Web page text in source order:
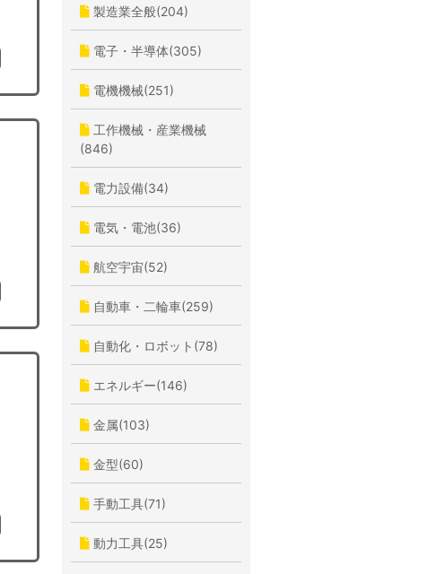
製造業全般(204)
電子・半導体(305)
電機機械(251)
工作機械・産業機械
(846)
電力設備(34)
電気・電池(36)
航空宇宙(52)
自動車・二輪車(259)
自動化・ロボット(78)
エネルギー(146)
金属(103)
金型(60)
手動工具(71)
動力工具(25)